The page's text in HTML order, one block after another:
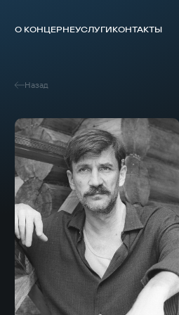
О КОНЦЕРНЕУСЛУГИКОНТАКТЫ
Назад